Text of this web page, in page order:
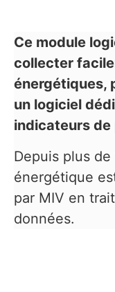
Ce module
collecter
énergétiques,
un logiciel
indicateurs
Depuis plus
énergétique
par MIV en
données.